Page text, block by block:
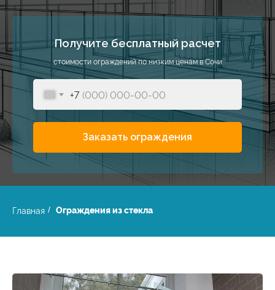
Получите бесплатный расчет
стоимости ограждений по низким ценам в Сочи
+7
Заказать ограждения
Главная / Ограждения из стекла